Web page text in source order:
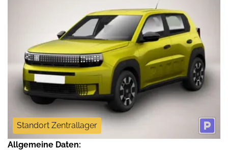
Standort Zentrallager
Allgemeine Daten: